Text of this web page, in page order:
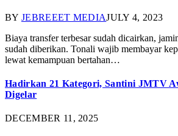
BY JEBREEET MEDIAJULY 4, 2023
Biaya transfer terbesar sudah dicairkan,
sudah diberikan. Tonali wajib membayar
lewat kemampuan bertahan…
Hadirkan 21 Kategori, Santini JMTV
Digelar
DECEMBER 11, 2025